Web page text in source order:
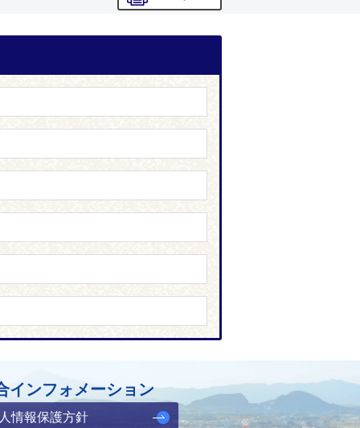
インフォメーション
情報保護方針